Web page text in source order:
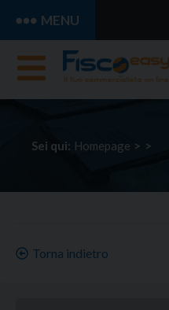
MENU
Sei qui: Homepage > >
Torna indietro